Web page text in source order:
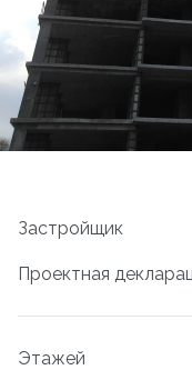
Застройщик
Проектная
Этажей